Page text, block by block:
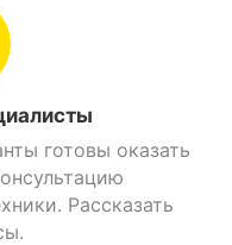
Серый
готовы оказать
Рассказать